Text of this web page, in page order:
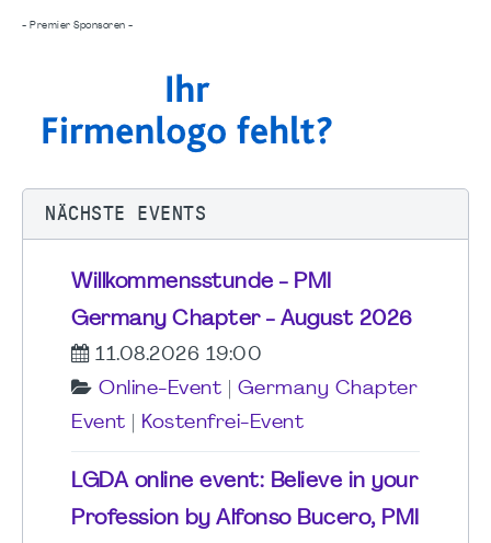
- Premier Sponsoren -
NÄCHSTE EVENTS
Willkommensstunde - PMI
Germany Chapter - August 2026
11.08.2026 19:00
Online-Event
Germany Chapter
Event
Kostenfrei-Event
LGDA online event: Believe in your
Profession by Alfonso Bucero, PMI